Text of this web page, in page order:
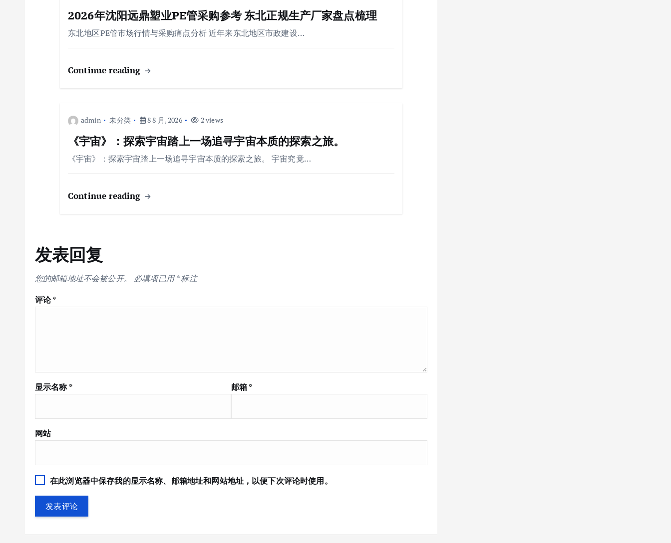
2026年沈阳远鼎塑业PE管采购参考 东北正规生产厂家盘点梳理
东北地区PE管市场行情与采购痛点分析 近年来东北地区市政建设…
Continue reading
admin 未分类 8 8 月, 2026 2 views
《宇宙》：探索宇宙踏上一场追寻宇宙本质的探索之旅。
《宇宙》：探索宇宙踏上一场追寻宇宙本质的探索之旅。 宇宙究竟…
Continue reading
发表回复
您的邮箱地址不会被公开。 必填项已用*标注
评论*
显示名称* 邮箱*
网站
在此浏览器中保存我的显示名称、邮箱地址和网站地址，以便下次评论时使用。